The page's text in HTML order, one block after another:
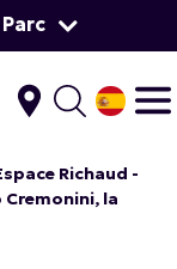
Richaud -
la